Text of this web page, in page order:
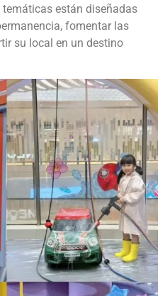
están diseñadas
fomentar las
su local en un destino